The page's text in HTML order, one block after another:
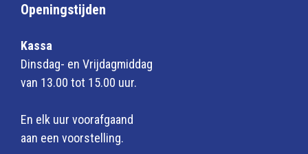
Openingstijden
Kassa
Dinsdag- en Vrijdagmiddag
van 13.00 tot 15.00 uur.
En elk uur voorafgaand
aan een voorstelling.